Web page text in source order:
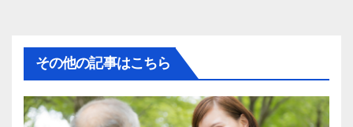
その他の記事はこちら